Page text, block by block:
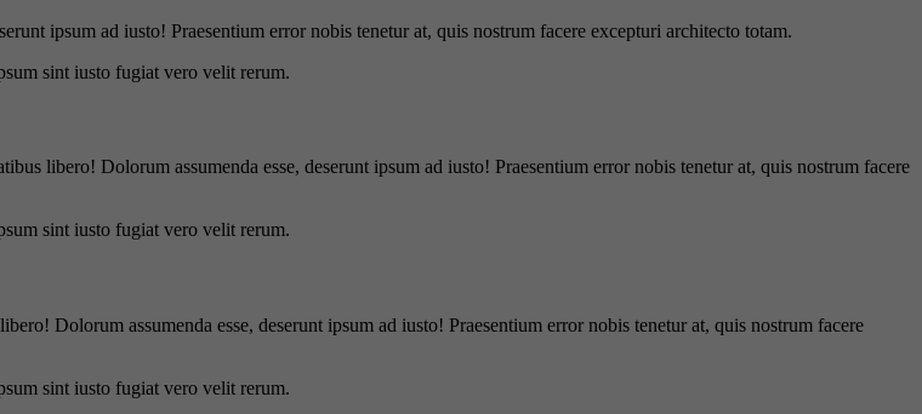
ipsum ad iusto! Praesentium error nobis tenetur at, quis nostrum facere excepturi architecto totam.
sint iusto fugiat vero velit rerum.
libero! Dolorum assumenda esse, deserunt ipsum ad iusto! Praesentium error nobis tenetur at, quis nostrum facere
sint iusto fugiat vero velit rerum.
Dolorum assumenda esse, deserunt ipsum ad iusto! Praesentium error nobis tenetur at, quis nostrum facere
sint iusto fugiat vero velit rerum.